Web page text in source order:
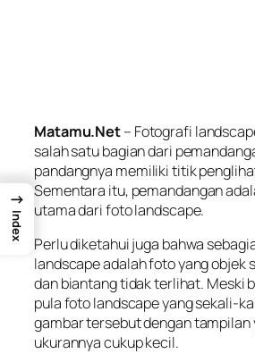
Matamu.Net– Fotografi
salah satu bagian dari
pandangnya memiliki titik
Sementara itu, pemandangan
utama dari foto landscape.
Perlu diketahui juga bahwa
landscape adalah foto yang objek
dan biantang tidak terlihat. Meski
pula foto landscape yang sekali-
gambar tersebut dengan tampilan
ukurannya cukup kecil.
→
Index